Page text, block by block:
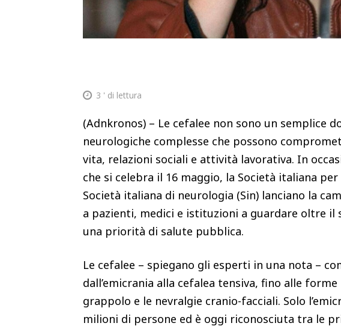
3 ' di lettura
(Adnkronos) – Le cefalee non sono un semplice
neurologiche complesse che possono
vita, relazioni sociali e attività lavorativa. In
che si celebra il 16 maggio, la Società italiana
Società italiana di neurologia (Sin) lanciano la
a pazienti, medici e istituzioni a guardare oltre il
una priorità di salute pubblica.
Le cefalee – spiegano gli esperti in una nota –
dall’emicrania alla cefalea tensiva, fino alle
grappolo e le nevralgie cranio-facciali. Solo
milioni di persone ed è oggi riconosciuta tra le